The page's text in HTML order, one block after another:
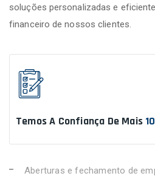
soluções personalizadas e
financeiro de nossos clientes.
Temos A Confiança De Mais
Aberturas e fechamento de